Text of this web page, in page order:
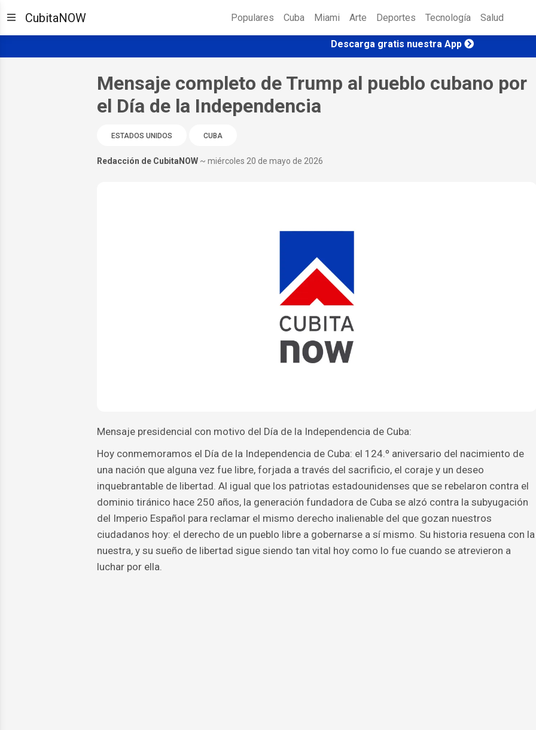
CubitaNOW Populares Cuba Miami Arte Deportes Tecnología Salud
Descarga gratis nuestra App
Mensaje completo de Trump al pueblo cubano por
el Día de la Independencia
ESTADOS UNIDOS CUBA
Redacción de CubitaNOW ~ miércoles 20 de mayo de 2026
Mensaje presidencial con motivo del Día de la Independencia de Cuba:
Hoy conmemoramos el Día de la Independencia de Cuba: el 124.º aniversario del nacimiento de
una nación que alguna vez fue libre, forjada a través del sacrificio, el coraje y un deseo
inquebrantable de libertad. Al igual que los patriotas estadounidenses que se rebelaron contra el
dominio tiránico hace 250 años, la generación fundadora de Cuba se alzó contra la subyugación
del Imperio Español para reclamar el mismo derecho inalienable del que gozan nuestros
ciudadanos hoy: el derecho de un pueblo libre a gobernarse a sí mismo. Su historia resuena con la
nuestra, y su sueño de libertad sigue siendo tan vital hoy como lo fue cuando se atrevieron a
luchar por ella.